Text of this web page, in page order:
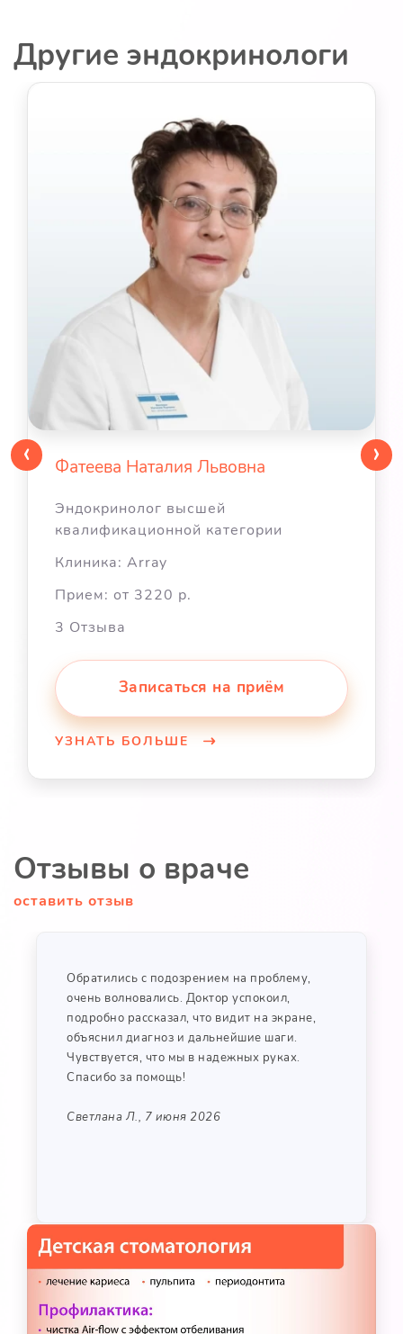
Другие эндокринологи
Фатеева Наталия Львовна
Эндокринолог высшей
квалификационной категории
Клиника: Array
Прием: от 3220 р.
3 Отзыва
Записаться на приём
УЗНАТЬ БОЛЬШЕ
‹ ›
Отзывы о враче
оставить отзыв
Обратились с подозрением на проблему,
очень волновались. Доктор успокоил,
подробно рассказал, что видит на экране,
объяснил диагноз и дальнейшие шаги.
Чувствуется, что мы в надежных руках.
Спасибо за помощь!
Светлана Л., 7 июня 2026